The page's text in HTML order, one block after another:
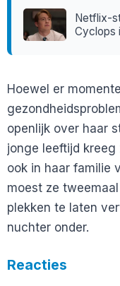
Netflix-
Cyclops
Hoewel er
openlijk over haar
jonge leeftijd
ook in haar familie
moest ze
plekken te laten
nuchter onder.
Reacties